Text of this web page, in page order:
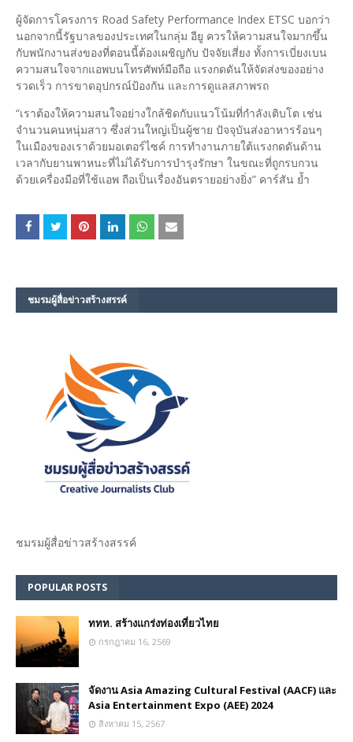
ผู้จัดการโครงการ Road Safety Performance Index ETSC บอกว่า
นอกจากนี้รัฐบาลของประเทศในกลุ่ม อียู ควรให้ความสนใจมากขึ้น
กับพนักงานส่งของที่ตอนนี้ต้องเผชิญกับ ปัจจัยเสี่ยง ทั้งการเบี่ยงเบน
ความสนใจจากแอพบนโทรศัพท์มือถือ แรงกดดันให้จัดส่งของอย่าง
รวดเร็ว การขาดอุปกรณ์ป้องกัน และการดูแลสภาพรถ
“เราต้องให้ความสนใจอย่างใกล้ชิดกับแนวโน้มที่กำลังเติบโต เช่น
จำนวนคนหนุ่มสาว ซึ่งส่วนใหญ่เป็นผู้ชาย ปัจจุบันส่งอาหารร้อนๆ
ในเมืองของเราด้วยมอเตอร์ไซค์ การทำงานภายใต้แรงกดดันด้าน
เวลากับยานพาหนะที่ไม่ได้รับการบำรุงรักษา ในขณะที่ถูกรบกวน
ด้วยเครื่องมือที่ใช้แอพ ถือเป็นเรื่องอันตรายอย่างยิ่ง” คาร์สัน ย้ำ
ชมรม​ผู้สื่อข่าวสร้างสรรค์​
ชมรม​ผู้สื่อข่าวสร้างสรรค์​
POPULAR POSTS
ททท. สร้างแกร่งท่องเที่ยวไทย
กรกฎาคม 16, 2569
จัดงาน Asia Amazing Cultural Festival (AACF) และ
Asia Entertainment Expo (AEE) 2024
สิงหาคม 15, 2567